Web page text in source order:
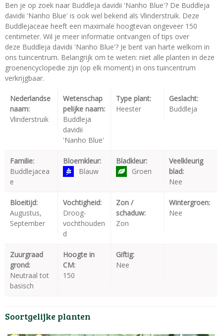
Ben je op zoek naar Buddleja davidii 'Nanho Blue'? De Buddleja
davidii 'Nanho Blue' is ook wel bekend als Vlinderstruik. Deze
Buddlejaceae heeft een maximale hoogtevan ongeveer 150
centimeter. Wil je meer informatie ontvangen of tips over
deze Buddleja davidii 'Nanho Blue'? Je bent van harte welkom in
ons tuincentrum. Belangrijk om te weten: niet alle planten in deze
groenencyclopedie zijn (op elk moment) in ons tuincentrum
verkrijgbaar.
Nederlandse
naam:
Vlinderstruik
Wetenschap
pelijke naam:
Buddleja
davidii
'Nanho Blue'
Type plant:
Heester
Geslacht:
Buddleja
Familie:
Buddlejacea
e
Bloemkleur:
Blauw
Bladkleur:
Groen
Veelkleurig
blad:
Nee
Bloeitijd:
Augustus,
September
Vochtigheid:
Droog-
vochthouden
d
Zon /
schaduw:
Zon
Wintergroen:
Nee
Zuurgraad
grond:
Neutraal tot
basisch
Hoogte in
CM:
150
Giftig:
Nee
Soortgelijke planten